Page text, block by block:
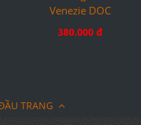
Venezie DOC
380.000 đ
TRANG